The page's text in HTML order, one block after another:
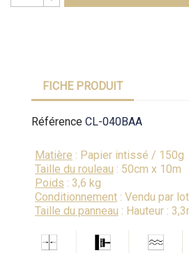
FICHE PRODUIT
Référence CL-040BAA
Matière : Papier intissé / 150g
Taille du rouleau : 50cm x 10m
Poids : 3,6 kg
Conditionnement : Vendu par
Taille du panneau : Hauteur :